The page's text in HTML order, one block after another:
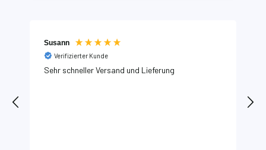
Susann
Verifizierter Kunde
Sehr schneller Versand und Lieferung